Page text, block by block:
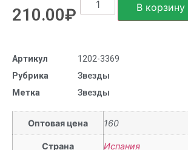
210.00₽ В корзину
Артикул
1202-3369
Рубрика
Звезды
Метка
Звезды
Оптовая цена 160
Страна Испания